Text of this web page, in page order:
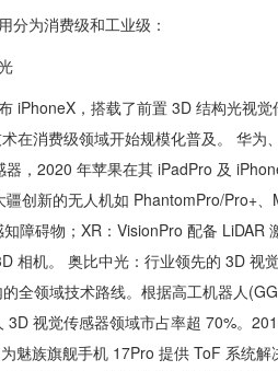
分为消费级和工业级：
iPhoneX，搭载了前置 3D 结构光视
在消费级领域开始规模化普及。 华为
，2020 年苹果在其 iPadPro 及
创新的无人机如 PhantomPro/Pro+
障碍物；XR：VisionPro 配备 LiDAR
相机。 奥比中光：行业领先的 3D 视
全领域技术路线。根据高工机器人
3D 视觉传感器领域市占率超 70%。
魅族旗舰手机 17Pro 提供 ToF 系统